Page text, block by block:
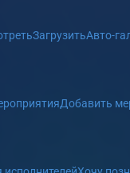
ЗагрузитьАвто-
Добавить